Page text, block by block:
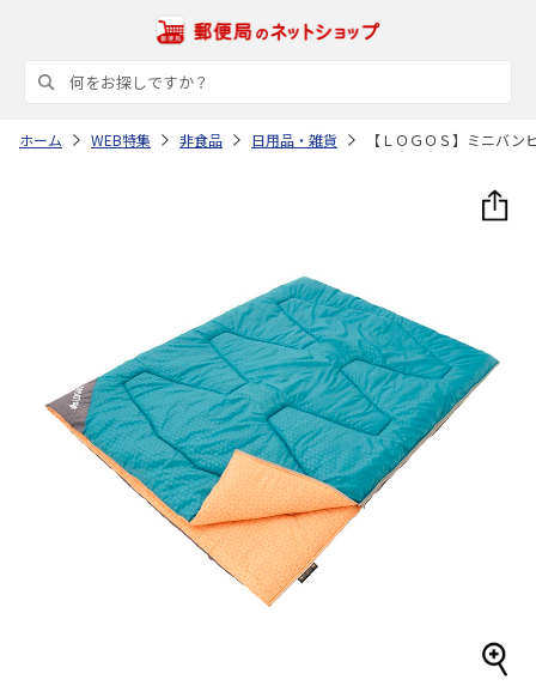
ホーム WEB特集 非食品 日用品・雑貨 【ＬＯＧＯＳ】ミニバ